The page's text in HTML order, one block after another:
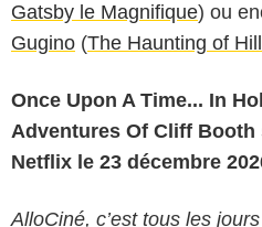
Gatsby le Magnifique) ou
Gugino (The Haunting of
Once Upon A Time... In
Adventures Of Cliff
Netflix le 23 décembre
AlloCiné, c’est tous les